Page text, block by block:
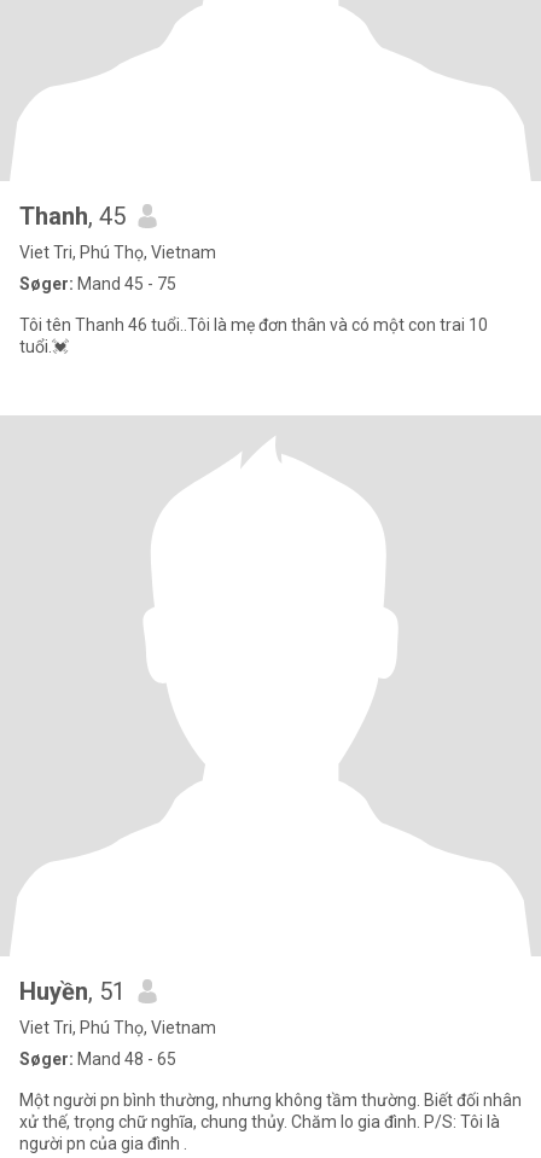
Thanh, 45
Viet Tri, Phú Thọ, Vietnam
Søger: Mand 45 - 75
Tôi tên Thanh 46 tuổi..Tôi là mẹ đơn thân và có một con trai 10
tuổi.💓
Huyền, 51
Viet Tri, Phú Thọ, Vietnam
Søger: Mand 48 - 65
Một người pn bình thường, nhưng không tầm thường. Biết đối nhân
xử thế, trọng chữ nghĩa, chung thủy. Chăm lo gia đình. P/S: Tôi là
người pn của gia đình .